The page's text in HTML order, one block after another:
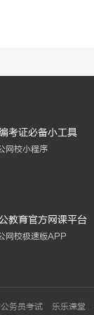
考证必备小工具
网校小程序
教育官方网课平台
网校极速版APP
务员考试 乐乐课堂